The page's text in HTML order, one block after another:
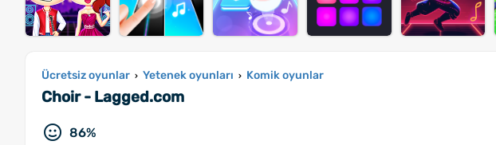
Ücretsiz oyunlar › Yetenek oyunları › Komik oyunlar
Choir - Lagged.com
86%